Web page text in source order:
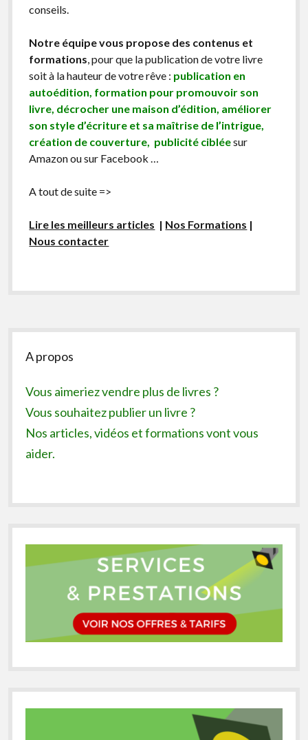
conseils.
Notre équipe vous propose des contenus et
formations , pour que la publication de votre livre
soit à la hauteur de votre rêve : publication en
autoédition, formation pour promouvoir son
livre, décrocher une maison d’édition, améliorer
son style d’écriture et sa maîtrise de l’intrigue,
création de couverture, publicité cibléesur
Amazon ou sur Facebook …
A tout de suite =>
Lire les meilleurs articles | Nos Formations |
Nous contacter
Sidebar
A propos
Vous aimeriez vendre plus de livres ?
Vous souhaitez publier un livre ?
Nos articles, vidéos et formations vont vous
aider.